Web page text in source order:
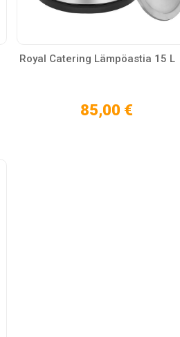
Royal Catering Lämpöastia 15 L
85,00 €